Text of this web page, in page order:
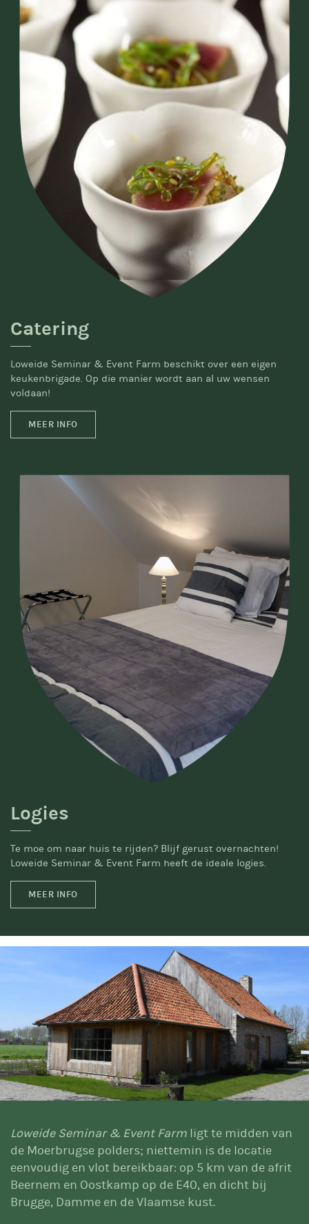
Catering
Loweide Seminar & Event Farm beschikt over een eigen
keukenbrigade. Op die manier wordt aan al uw wensen
voldaan!
MEER INFO
Logies
Te moe om naar huis te rijden? Blijf gerust overnachten!
Loweide Seminar & Event Farm heeft de ideale logies.
MEER INFO
Loweide Seminar & Event Farm ligt te midden van
de Moerbrugse polders; niettemin is de locatie
eenvoudig en vlot bereikbaar: op 5 km van de afrit
Beernem en Oostkamp op de E40, en dicht bij
Brugge, Damme en de Vlaamse kust.